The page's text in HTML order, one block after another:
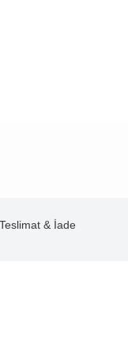
Teslimat & İade